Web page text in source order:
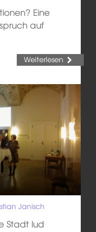
Eine
auf
Weiterlesen
Janisch
Stadt lud